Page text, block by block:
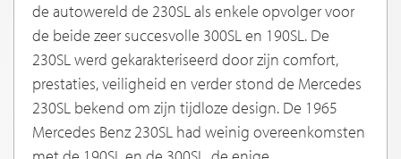
de autowereld de 230SL als enkele opvolger voor
de beide zeer succesvolle 300SL en 190SL. De
230SL werd gekarakteriseerd door zijn comfort,
prestaties, veiligheid en verder stond de Mercedes
230SL bekend om zijn tijdloze design. De 1965
Mercedes Benz 230SL had weinig overeenkomsten